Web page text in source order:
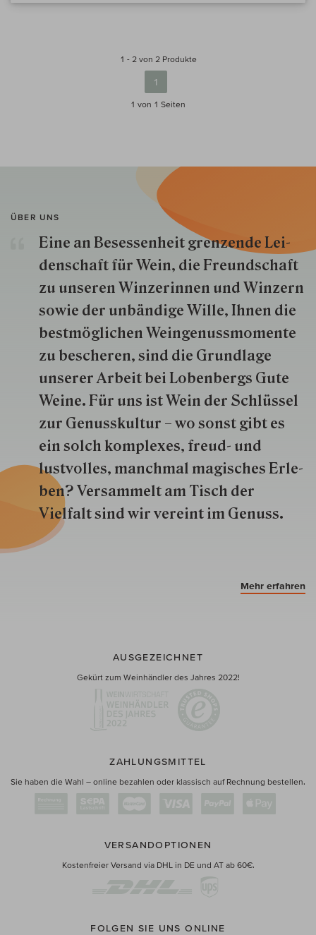
1 - 2 von 2 Produkte
1
1 von 1 Seiten
ÜBER UNS
Eine an Besessenheit gren­zende Lei­
den­schaft für Wein, die Freund­schaft
zu unseren Win­zer­innen und Win­zern
so­wie der un­bän­dige Wille, Ihnen die
best­mög­lich­en Wein­genuss­momente
zu besche­ren, sind die Grund­lage
unserer Arbeit bei Lobenbergs Gute
Weine. Für uns ist Wein der Schlüs­sel
zur Genuss­kultur – wo sonst gibt es
ein solch kom­plexes, freud- und
lustvolles, manchmal ma­gisch­es Er­le­
ben? Versammelt am Tisch der
Vielfalt sind wir ver­eint im Genuss.
Mehr erfahren
AUSGEZEICHNET
Gekürt zum Weinhändler des Jahres 2022!
ZAHLUNGSMITTEL
Sie haben die Wahl – online bezahlen oder klassisch auf Rechnung bestellen.
VERSANDOPTIONEN
Kostenfreier Versand via DHL in DE und AT ab 60€.
FOLGEN SIE UNS ONLINE